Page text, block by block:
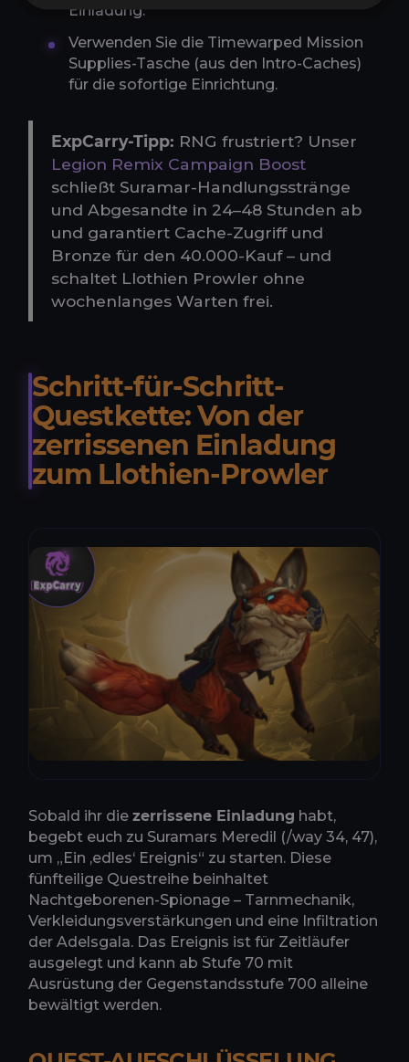
Einladung.
Verwenden Sie die Timewarped Mission
Supplies-Tasche (aus den Intro-Caches)
für die sofortige Einrichtung.
ExpCarry-Tipp: RNG frustriert? Unser
Legion Remix Campaign Boost
schließt Suramar-Handlungsstränge
und Abgesandte in 24–48 Stunden ab
und garantiert Cache-Zugriff und
Bronze für den 40.000-Kauf – und
schaltet Llothien Prowler ohne
wochenlanges Warten frei.
Schritt-für-Schritt-
Questkette: Von der
zerrissenen Einladung
zum Llothien-Prowler
Sobald ihr die zerrissene Einladung habt,
begebt euch zu Suramars Meredil (/way 34, 47),
um „Ein ‚edles‘ Ereignis“ zu starten. Diese
fünfteilige Questreihe beinhaltet
Nachtgeborenen-Spionage – Tarnmechanik,
Verkleidungsverstärkungen und eine Infiltration
der Adelsgala. Das Ereignis ist für Zeitläufer
ausgelegt und kann ab Stufe 70 mit
Ausrüstung der Gegenstandsstufe 700 alleine
bewältigt werden.